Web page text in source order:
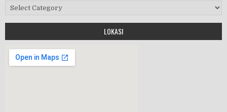
HALAL BIHALAL
Kategori
LOKASI